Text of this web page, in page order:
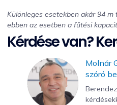
Különleges esetekben akár 94
ebben az esetben a fűtési
Kérdése van?
Molnár
szóró